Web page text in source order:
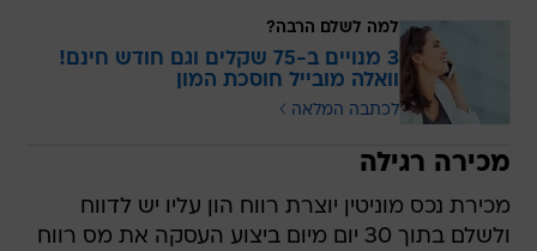
למה לשלם הרבה?
3 מנויים ב-75 שקלים וגם חודש חינם!
וואלה מובייל חוסכת המון
לכתבה המלאה
מכירה רגילה
מכירת נכס מוניטין יוצרת רווח הון עליו יש לדווח
ולשלם בתוך 30 יום מיום ביצוע העסקה את מס רווח